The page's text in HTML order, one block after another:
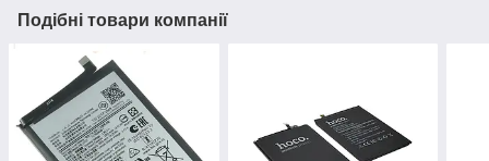
Подібні товари компанії